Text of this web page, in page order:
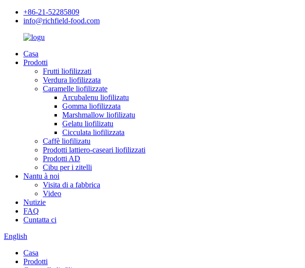
+86-21-52285809
info@richfield-food.com
Casa
Prodotti
Frutti liofilizzati
Verdura liofilizzata
Caramelle liofilizzate
Arcubalenu liofilizatu
Gomma liofilizzata
Marshmallow liofilizatu
Gelatu liofilizatu
Cicculata liofilizzata
Caffè liofilizatu
Prodotti lattiero-caseari liofilizzati
Prodotti AD
Cibu per i zitelli
Nantu à noi
Visita di a fabbrica
Video
Nutizie
FAQ
Cuntatta ci
English
Casa
Prodotti